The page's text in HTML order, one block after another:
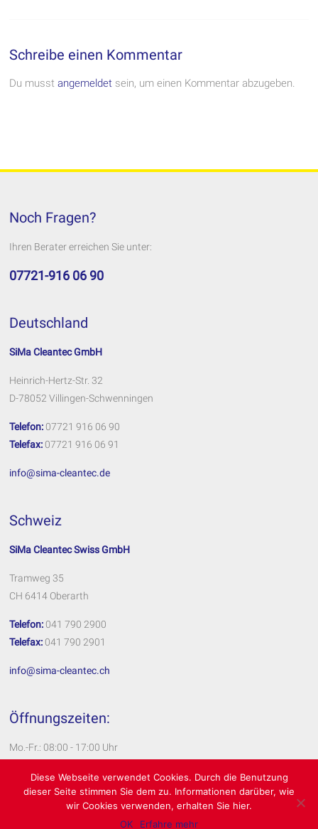
Schreibe einen Kommentar
Du musstangemeldet sein, um einen Kommentar abzugeben.
Noch Fragen?
Ihren Berater erreichen Sie unter:
07721-916 06 90
Deutschland
SiMa Cleantec GmbH
Heinrich-Hertz-Str. 32
D-78052 Villingen-Schwenningen
Telefon: 07721 916 06 90
Telefax: 07721 916 06 91
info@sima-cleantec.de
Schweiz
SiMa Cleantec Swiss GmbH
Tramweg 35
CH 6414 Oberarth
Telefon: 041 790 2900
Telefax: 041 790 2901
info@sima-cleantec.ch
Öffnungszeiten:
Mo.-Fr.: 08:00 - 17:00 Uhr
Impressum
Datenschutzerklärung
Diese Webseite verwendet Cookies. Durch die Benutzung
dieser Seite stimmen Sie dem zu. Informationen darüber, wie
wir Cookies verwenden, erhalten Sie hier.
OK
Erfahre mehr